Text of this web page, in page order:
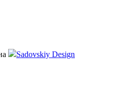
Sadovskiy Design